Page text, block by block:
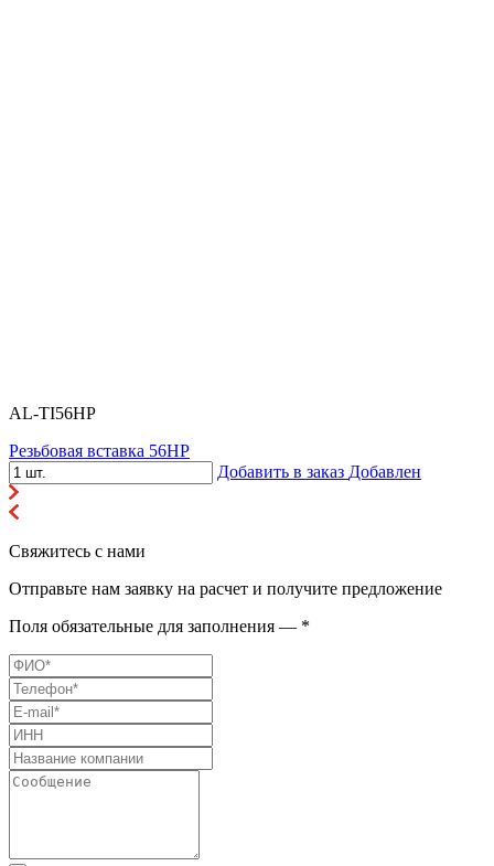
AL-TI56HP
Резьбовая вставка 56HP
Добавить в заказ Добавлен
Свяжитесь с нами
Отправьте нам заявку на расчет и получите предложение
Поля обязательные для заполнения — *